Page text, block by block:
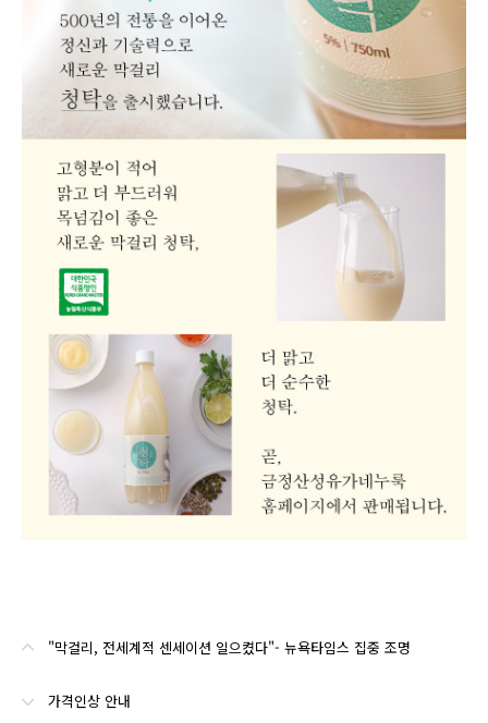
"막걸리, 전세계적 센세이션 일으켰다"- 뉴욕타임스 집중 조명
가격인상 안내